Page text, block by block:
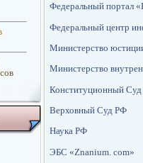
Федеральный портал
Федеральный центр
Министерство
Министерство
Конституционный
Верховный Суд РФ
Наука РФ
ЭБС «Znanium. сom»